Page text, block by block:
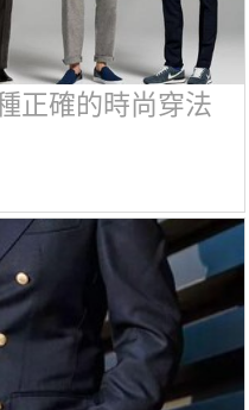
正確的時尚穿法